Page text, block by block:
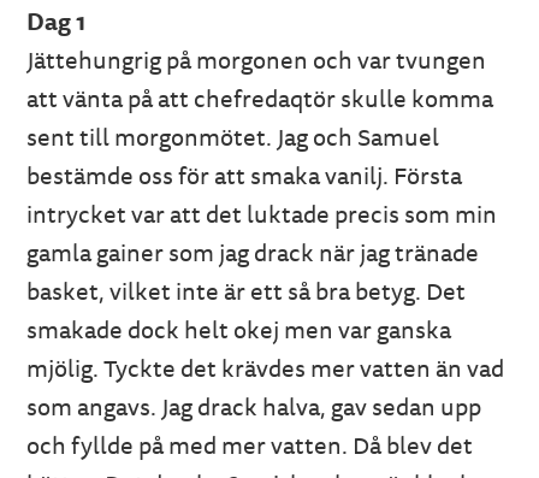
Dag 1
Jättehungrig på morgonen och var tvungen
att vänta på att chefredaqtör skulle komma
sent till morgonmötet. Jag och Samuel
bestämde oss för att smaka vanilj. Första
intrycket var att det luktade precis som min
gamla gainer som jag drack när jag tränade
basket, vilket inte är ett så bra betyg. Det
smakade dock helt okej men var ganska
mjölig. Tyckte det krävdes mer vatten än vad
som angavs. Jag drack halva, gav sedan upp
och fyllde på med mer vatten. Då blev det